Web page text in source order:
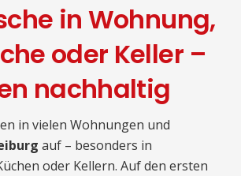
in Wohnung,
oder Keller –
nachhaltig
in vielen Wohnungen und
auf – besonders in
oder Kellern. Auf den ersten